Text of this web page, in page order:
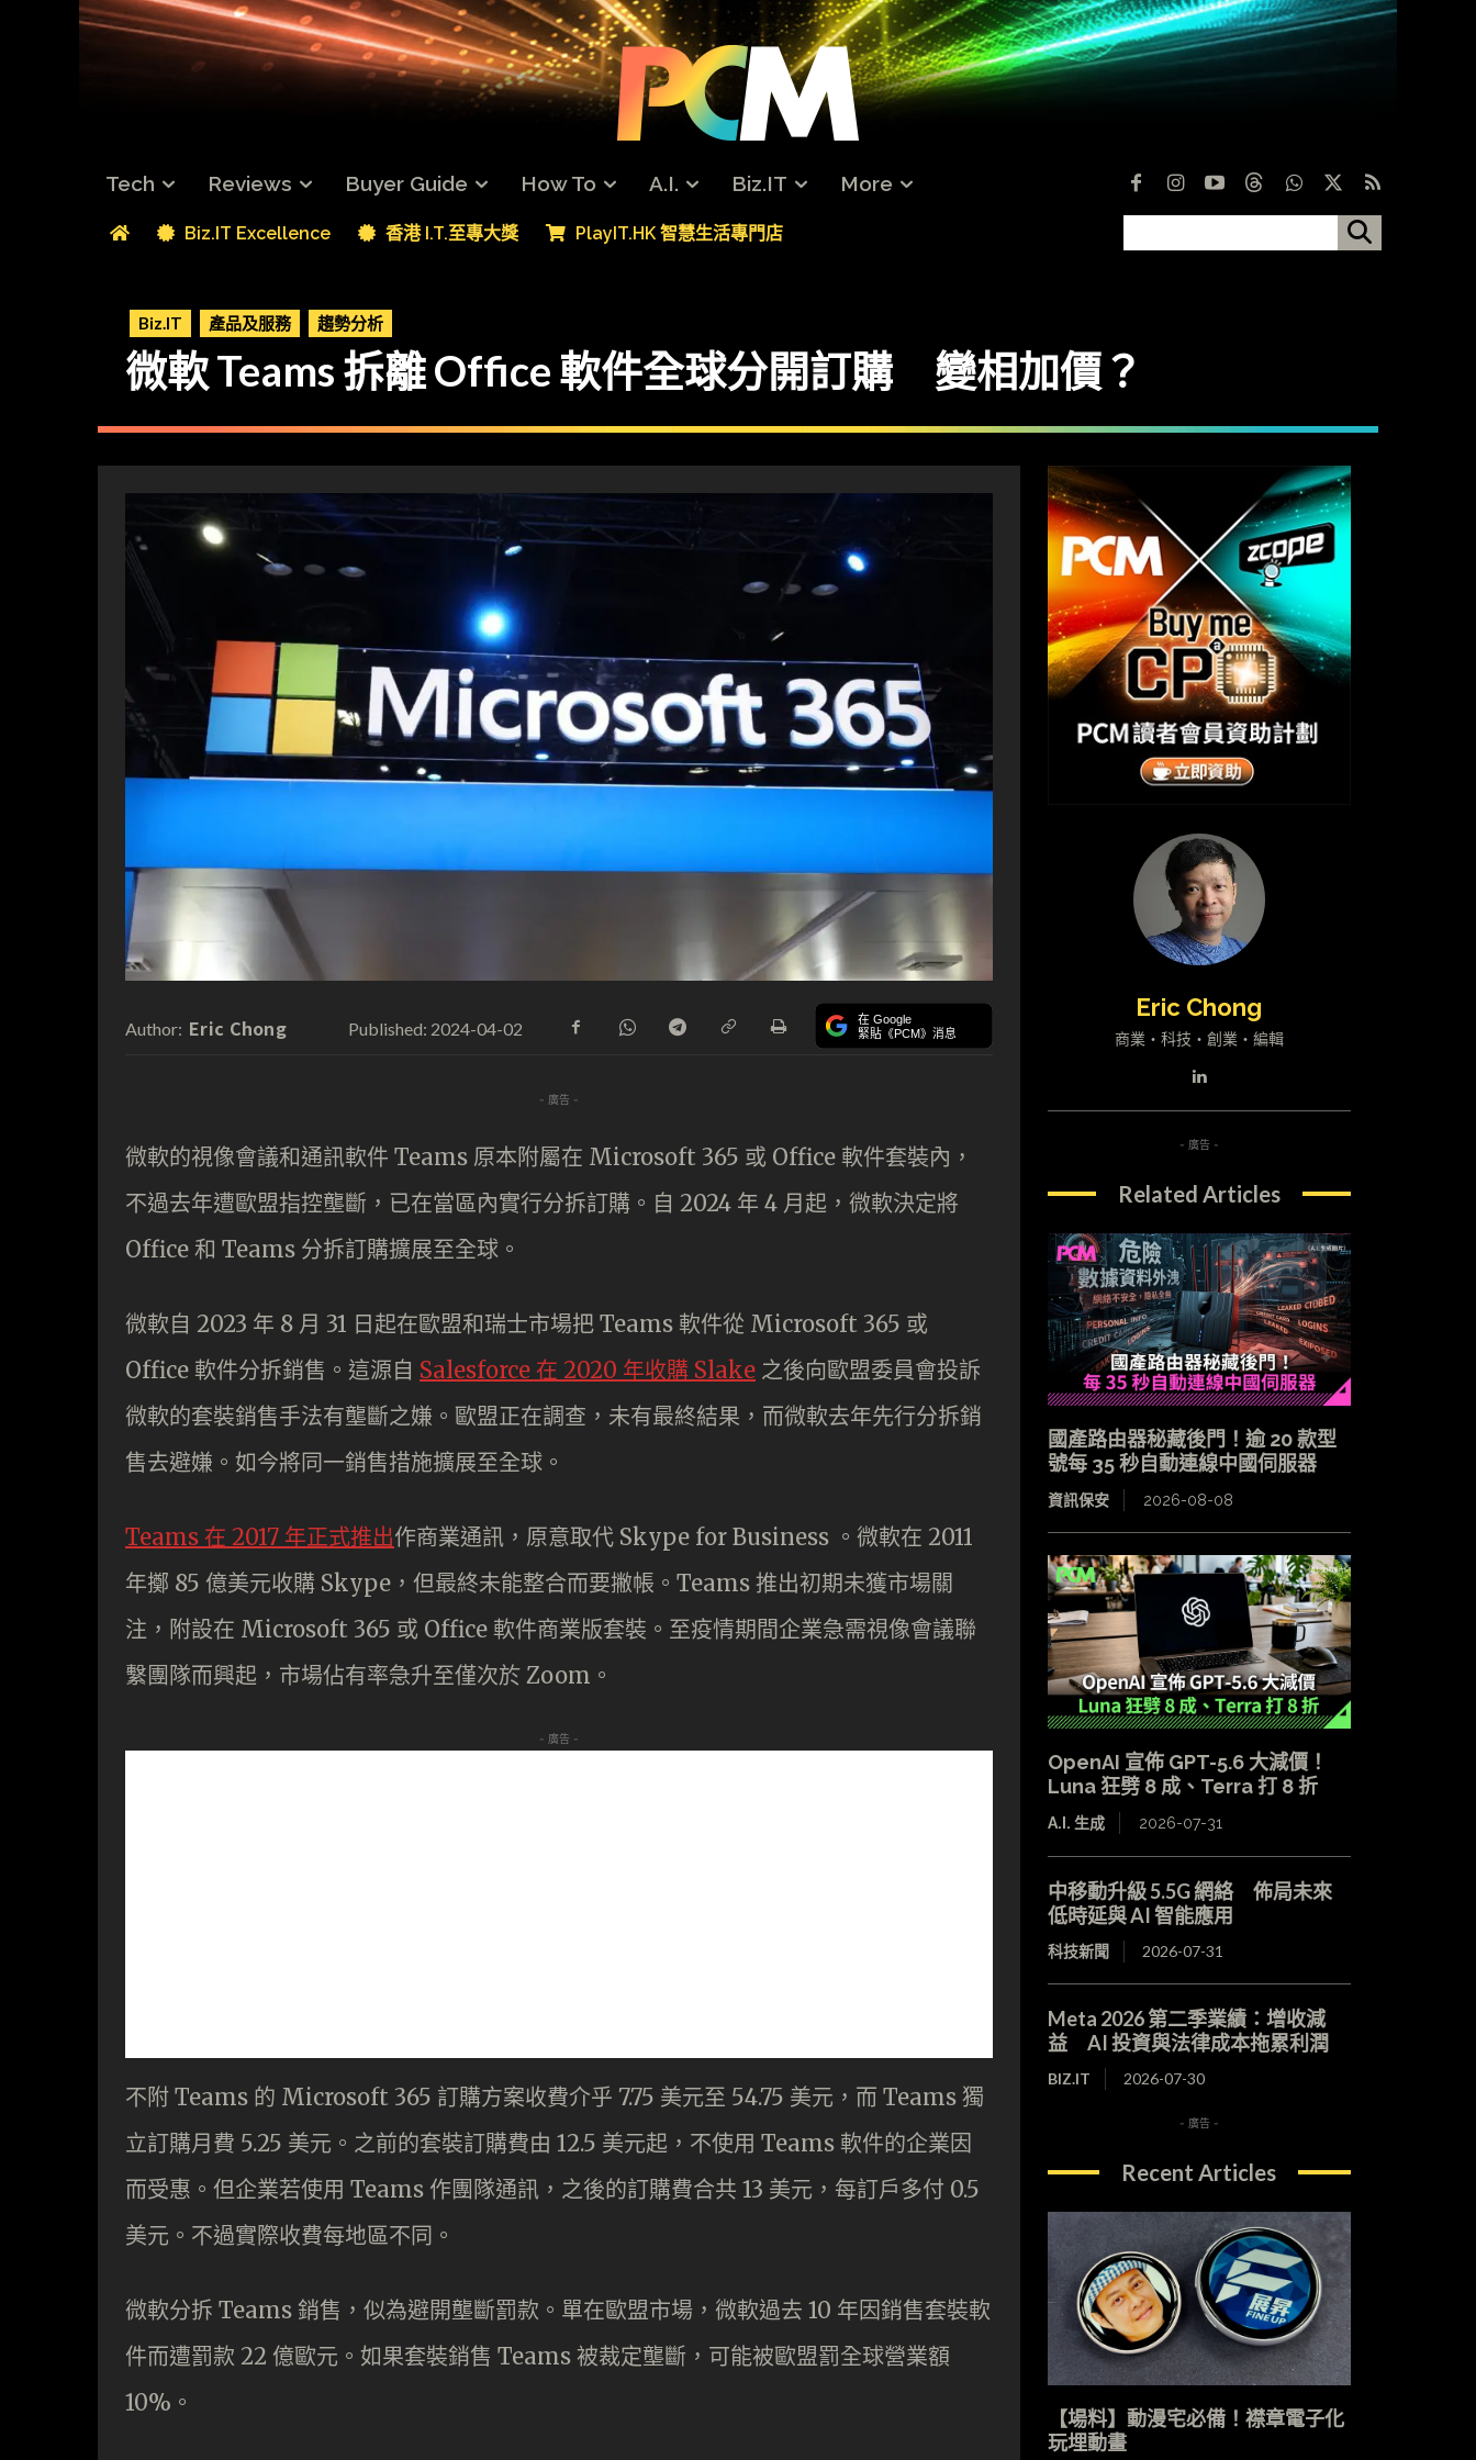
Tech Reviews Buyer Guide How To A.I. Biz.IT More
Biz.IT Excellence 香港 I.T.至專大獎 PlayIT.HK 智慧生活專門店
Biz.IT 產品及服務 趨勢分析
微軟 Teams 拆離 Office 軟件全球分開訂購 變相加價？
Author: Eric Chong Published: 2024-04-02 在 Google
緊貼《PCM》消息
- 廣告 -
微軟的視像會議和通訊軟件 Teams 原本附屬在 Microsoft 365 或 Office 軟件套裝內，
不過去年遭歐盟指控壟斷，已在當區內實行分拆訂購。自 2024 年 4 月起，微軟決定將
Office 和 Teams 分拆訂購擴展至全球。
微軟自 2023 年 8 月 31 日起在歐盟和瑞士市場把 Teams 軟件從 Microsoft 365 或
Office 軟件分拆銷售。這源自 Salesforce 在 2020 年收購 Slake 之後向歐盟委員會投訴
微軟的套裝銷售手法有壟斷之嫌。歐盟正在調查，未有最終結果，而微軟去年先行分拆銷
售去避嫌。如今將同一銷售措施擴展至全球。
Teams 在 2017 年正式推出作商業通訊，原意取代 Skype for Business 。微軟在 2011
年擲 85 億美元收購 Skype，但最終未能整合而要撇帳。Teams 推出初期未獲市場關
注，附設在 Microsoft 365 或 Office 軟件商業版套裝。至疫情期間企業急需視像會議聯
繫團隊而興起，市場佔有率急升至僅次於 Zoom。
- 廣告 -
不附 Teams 的 Microsoft 365 訂購方案收費介乎 7.75 美元至 54.75 美元，而 Teams 獨
立訂購月費 5.25 美元。之前的套裝訂購費由 12.5 美元起，不使用 Teams 軟件的企業因
而受惠。但企業若使用 Teams 作團隊通訊，之後的訂購費合共 13 美元，每訂戶多付 0.5
美元。不過實際收費每地區不同。
微軟分拆 Teams 銷售，似為避開壟斷罰款。單在歐盟市場，微軟過去 10 年因銷售套裝軟
件而遭罰款 22 億歐元。如果套裝銷售 Teams 被裁定壟斷，可能被歐盟罰全球營業額
10%。
Eric Chong
商業・科技・創業・編輯
- 廣告 -
Related Articles
國產路由器秘藏後門！逾 20 款型
號每 35 秒自動連線中國伺服器
資訊保安 2026-08-08
OpenAI 宣佈 GPT-5.6 大減價！
Luna 狂劈 8 成、Terra 打 8 折
A.I. 生成 2026-07-31
中移動升級 5.5G 網絡 佈局未來
低時延與 AI 智能應用
科技新聞 2026-07-31
Meta 2026 第二季業績：增收減
益 AI 投資與法律成本拖累利潤
BIZ.IT 2026-07-30
- 廣告 -
Recent Articles
【場料】動漫宅必備！襟章電子化
玩埋動畫